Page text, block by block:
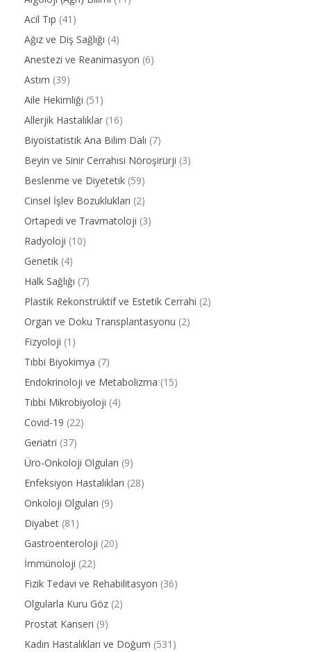
Acil Tıp (41)
Ağız ve Diş Sağlığı (4)
Anestezi ve Reanimasyon (6)
Astım (39)
Aile Hekimliği (51)
Allerjik Hastalıklar (16)
Biyoistatistik Ana Bilim Dalı (7)
Beyin ve Sinir Cerrahisi Nöroşirürji (3)
Beslenme ve Diyetetik (59)
Cinsel İşlev Bozuklukları (2)
Ortapedi ve Travmatoloji (3)
Radyoloji (10)
Genetik (4)
Halk Sağlığı (7)
Plastik Rekonstrüktif ve Estetik Cerrahi (2)
Organ ve Doku Transplantasyonu (2)
Fizyoloji (1)
Tıbbi Biyokimya (7)
Endokrinoloji ve Metabolizma (15)
Tıbbi Mikrobiyoloji (4)
Covid-19 (22)
Geriatri (37)
Üro-Onkoloji Olguları (9)
Enfeksiyon Hastalıkları (28)
Onkoloji Olguları (9)
Diyabet (81)
Gastroenteroloji (20)
İmmünoloji (22)
Fizik Tedavi ve Rehabilitasyon (36)
Olgularla Kuru Göz (2)
Prostat Kanseri (9)
Kadın Hastalıkları ve Doğum (531)